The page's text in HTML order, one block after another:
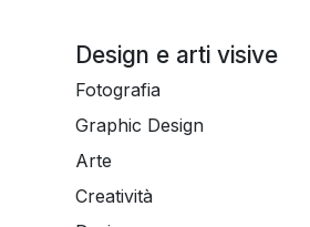
Design e arti visive
Fotografia
Graphic Design
Arte
Creatività